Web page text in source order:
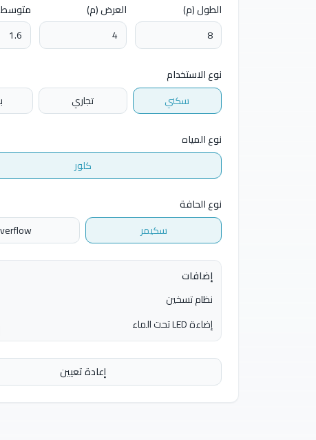
الطول (م) العرض (م)
نوع الاستخدام
سكني
تجاري
نوع المياه
كلور
نوع الحافة
سكيمر
إضافات
نظام تسخين
إضاءة LED تحت الماء
إعادة تعيين